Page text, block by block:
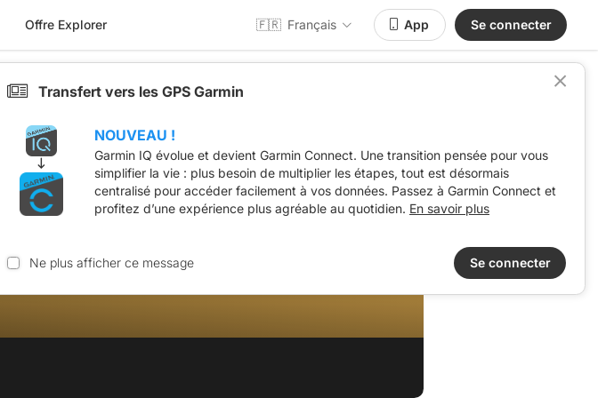
Offre Explorer 🇫🇷 Français App Se connecter
Transfert vers les GPS Garmin
NOUVEAU !
Garmin IQ évolue et devient Garmin Connect. Une transition pensée pour vous
simplifier la vie : plus besoin de multiplier les étapes, tout est désormais
centralisé pour accéder facilement à vos données. Passez à Garmin Connect et
profitez d’une expérience plus agréable au quotidien. En savoir plus
Ne plus afficher ce message Se connecter